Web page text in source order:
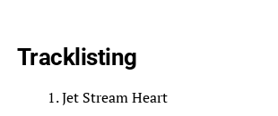
Tracklisting
Jet Stream Heart